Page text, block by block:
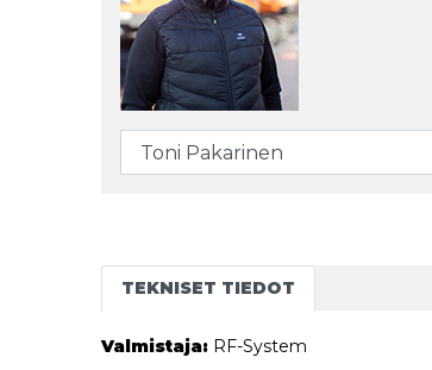
TEKNISET TIEDOT
Valmistaja: RF-System